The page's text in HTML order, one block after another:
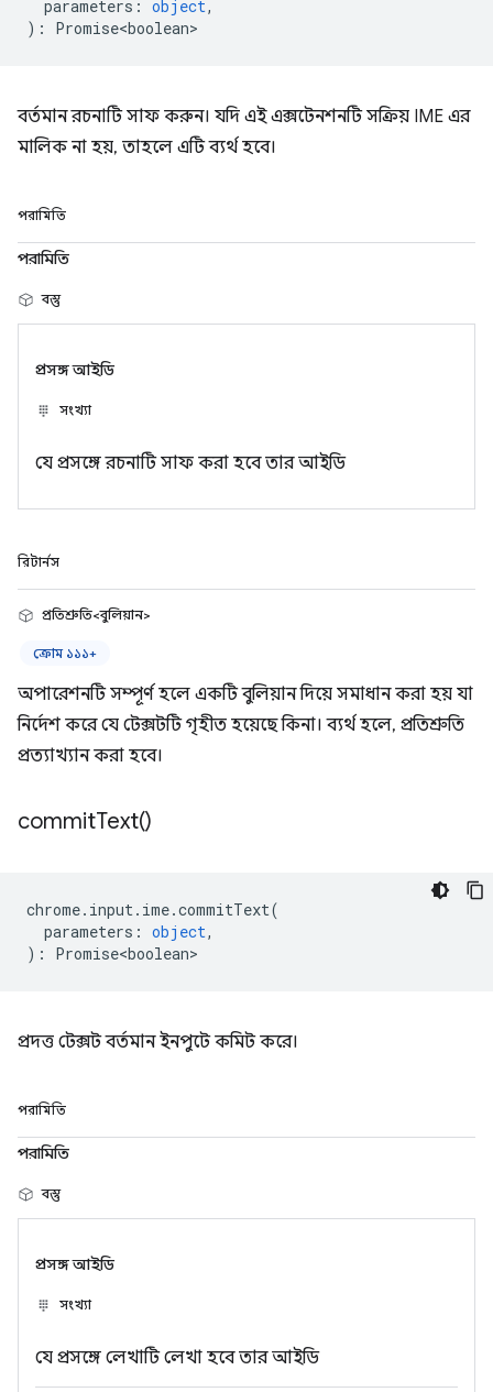
parameters : object,
) : Promise<boolean>
বর্তমান রচনাটি সাফ করুন। যদি এই এক্সটেনশনটি সক্রিয় IME এর
মালিক না হয়, তাহলে এটি ব্যর্থ হবে।
পরামিতি
পরামিতি
বস্তু
প্রসঙ্গ আইডি
সংখ্যা
যে প্রসঙ্গে রচনাটি সাফ করা হবে তার আইডি
রিটার্নস
প্রতিশ্রুতি<বুলিয়ান>
ক্রোম ১১১+
অপারেশনটি সম্পূর্ণ হলে একটি বুলিয়ান দিয়ে সমাধান করা হয় যা
নির্দেশ করে যে টেক্সটটি গৃহীত হয়েছে কিনা। ব্যর্থ হলে, প্রতিশ্রুতি
প্রত্যাখ্যান করা হবে।
commitText()
chrome. input. ime.commitText(
parameters : object,
) : Promise<boolean>
প্রদত্ত টেক্সট বর্তমান ইনপুটে কমিট করে।
পরামিতি
পরামিতি
বস্তু
প্রসঙ্গ আইডি
সংখ্যা
যে প্রসঙ্গে লেখাটি লেখা হবে তার আইডি